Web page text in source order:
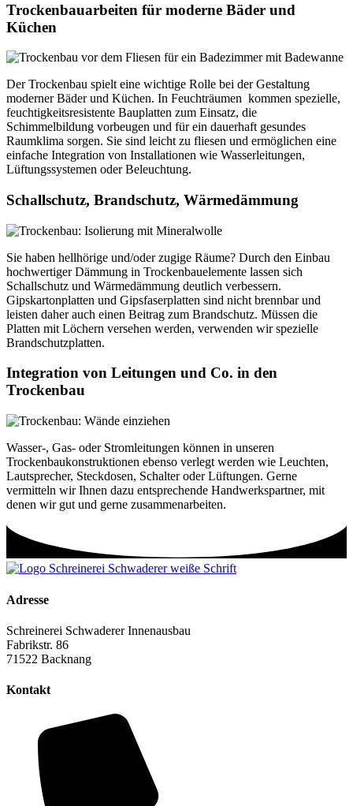
Trockenbauarbeiten für moderne Bäder und
Küchen
Der Trockenbau spielt eine wichtige Rolle bei der Gestaltung
moderner Bäder und Küchen. In Feuchträumen kommen spezielle,
feuchtigkeitsresistente Bauplatten zum Einsatz, die
Schimmelbildung vorbeugen und für ein dauerhaft gesundes
Raumklima sorgen. Sie sind leicht zu fliesen und ermöglichen eine
einfache Integration von Installationen wie Wasserleitungen,
Lüftungssystemen oder Beleuchtung.
Schallschutz, Brandschutz, Wärmedämmung
Sie haben hellhörige und/oder zugige Räume? Durch den Einbau
hochwertiger Dämmung in Trockenbauelemente lassen sich
Schallschutz und Wärmedämmung deutlich verbessern.
Gipskartonplatten und Gipsfaserplatten sind nicht brennbar und
leisten daher auch einen Beitrag zum Brandschutz. Müssen die
Platten mit Löchern versehen werden, verwenden wir spezielle
Brandschutzplatten.
Integration von Leitungen und Co. in den
Trockenbau
Wasser-, Gas- oder Stromleitungen können in unseren
Trockenbaukonstruktionen ebenso verlegt werden wie Leuchten,
Lautsprecher, Steckdosen, Schalter oder Lüftungen. Gerne
vermitteln wir Ihnen dazu entsprechende Handwerkspartner, mit
denen wir gut und gerne zusammenarbeiten.
Adresse
Schreinerei Schwaderer Innenausbau
Fabrikstr. 86
71522 Backnang
Kontakt